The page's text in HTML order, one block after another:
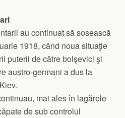
au continuat să sosească
1918, când noua situaţie
puterii de către bolşevici şi
austro-germani a dus la
mai ales în lagărele
de sub controlul